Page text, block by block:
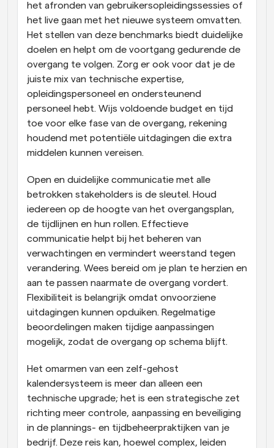
het afronden van gebruikersopleidingssessies of
het live gaan met het nieuwe systeem omvatten.
Het stellen van deze benchmarks biedt duidelijke
doelen en helpt om de voortgang gedurende de
overgang te volgen. Zorg er ook voor dat je de
juiste mix van technische expertise,
opleidingspersoneel en ondersteunend
personeel hebt. Wijs voldoende budget en tijd
toe voor elke fase van de overgang, rekening
houdend met potentiële uitdagingen die extra
middelen kunnen vereisen.
Open en duidelijke communicatie met alle
betrokken stakeholders is de sleutel. Houd
iedereen op de hoogte van het overgangsplan,
de tijdlijnen en hun rollen. Effectieve
communicatie helpt bij het beheren van
verwachtingen en vermindert weerstand tegen
verandering. Wees bereid om je plan te herzien en
aan te passen naarmate de overgang vordert.
Flexibiliteit is belangrijk omdat onvoorziene
uitdagingen kunnen opduiken. Regelmatige
beoordelingen maken tijdige aanpassingen
mogelijk, zodat de overgang op schema blijft.
Het omarmen van een zelf-gehost
kalendersysteem is meer dan alleen een
technische upgrade; het is een strategische zet
richting meer controle, aanpassing en beveiliging
in de plannings- en tijdbeheerpraktijken van je
bedrijf. Deze reis kan, hoewel complex, leiden